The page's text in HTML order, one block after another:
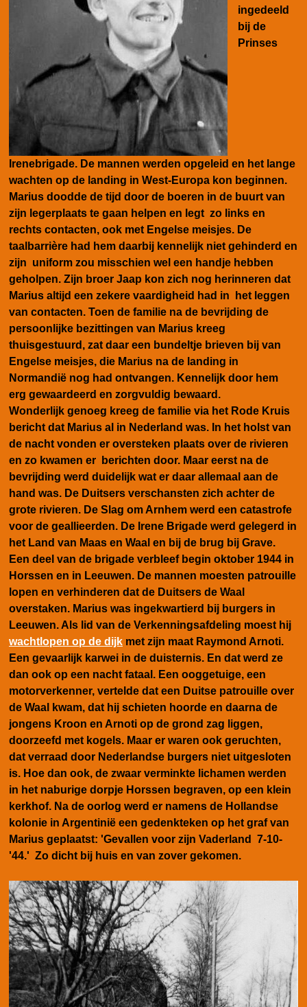
ingedeeld
bij de
Prinses
Irenebrigade. De mannen werden opgeleid en het lange
wachten op de landing in West-Europa kon beginnen.
Marius doodde de tijd door de boeren in de buurt van
zijn legerplaats te gaan helpen en legt zo links en
rechts contacten, ook met Engelse meisjes. De
taalbarrière had hem daarbij kennelijk niet gehinderd en
zijn uniform zou misschien wel een handje hebben
geholpen. Zijn broer Jaap kon zich nog herinneren dat
Marius altijd een zekere vaardigheid had in het leggen
van contacten. Toen de familie na de bevrijding de
persoonlijke bezittingen van Marius kreeg
thuisgestuurd, zat daar een bundeltje brieven bij van
Engelse meisjes, die Marius na de landing in
Normandië nog had ontvangen. Kennelijk door hem
erg gewaardeerd en zorgvuldig bewaard.
Wonderlijk genoeg kreeg de familie via het Rode Kruis
bericht dat Marius al in Nederland was. In het holst van
de nacht vonden er oversteken plaats over de rivieren
en zo kwamen er berichten door. Maar eerst na de
bevrijding werd duidelijk wat er daar allemaal aan de
hand was. De Duitsers verschansten zich achter de
grote rivieren. De Slag om Arnhem werd een catastrofe
voor de geallieerden. De Irene Brigade werd gelegerd in
het Land van Maas en Waal en bij de brug bij Grave.
Een deel van de brigade verbleef begin oktober 1944 in
Horssen en in Leeuwen. De mannen moesten patrouille
lopen en verhinderen dat de Duitsers de Waal
overstaken. Marius was ingekwartierd bij burgers in
Leeuwen. Als lid van de Verkenningsafdeling moest hij
wachtlopen op de dijk met zijn maat Raymond Arnoti.
Een gevaarlijk karwei in de duisternis. En dat werd ze
dan ook op een nacht fataal. Een ooggetuige, een
motorverkenner, vertelde dat een Duitse patrouille over
de Waal kwam, dat hij schieten hoorde en daarna de
jongens Kroon en Arnoti op de grond zag liggen,
doorzeefd met kogels. Maar er waren ook geruchten,
dat verraad door Nederlandse burgers niet uitgesloten
is. Hoe dan ook, de zwaar verminkte lichamen werden
in het naburige dorpje Horssen begraven, op een klein
kerkhof. Na de oorlog werd er namens de Hollandse
kolonie in Argentinië een gedenkteken op het graf van
Marius geplaatst: 'Gevallen voor zijn Vaderland 7-10-
'44.' Zo dicht bij huis en van zover gekomen.